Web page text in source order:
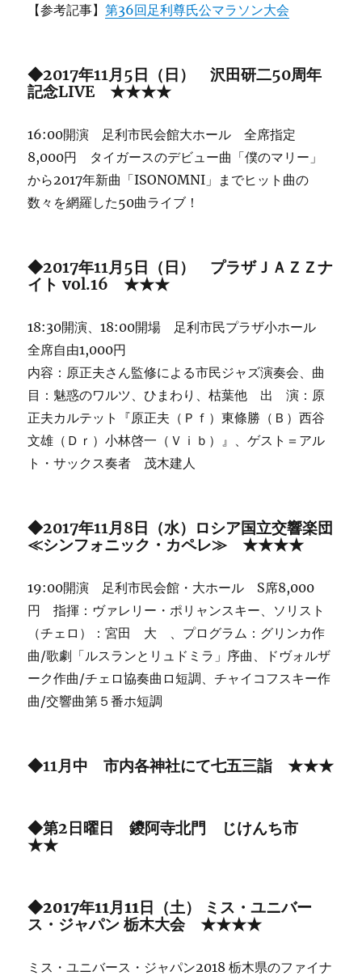
【参考記事】第36回足利尊氏公マラソン大会
◆2017年11月5日（日） 沢田研二50周年
記念LIVE ★★★★
16:00開演 足利市民会館大ホール 全席指定
8,000円 タイガースのデビュー曲「僕のマリー」
から2017年新曲「ISONOMNI」までヒット曲の
数々を網羅した50曲ライブ！
◆2017年11月5日（日） プラザＪＡＺＺナ
イト vol.16 ★★★
18:30開演、18:00開場 足利市民プラザ小ホール
全席自由1,000円
内容：原正夫さん監修による市民ジャズ演奏会、曲
目：魅惑のワルツ、ひまわり、枯葉他 出 演：原
正夫カルテット『原正夫（Ｐｆ）東條勝（Ｂ）西谷
文雄（Ｄｒ）小林啓一（Ｖｉｂ）』、ゲスト＝アル
ト・サックス奏者 茂木建人
◆2017年11月8日（水）ロシア国立交響楽団
≪シンフォニック・カペレ≫ ★★★★
19:00開演 足利市民会館・大ホール S席8,000
円 指揮：ヴァレリー・ポリャンスキー、ソリスト
（チェロ）：宮田 大 、プログラム：グリンカ作
曲/歌劇「ルスランとリュドミラ」序曲、ドヴォルザ
ーク作曲/チェロ協奏曲ロ短調、チャイコフスキー作
曲/交響曲第５番ホ短調
◆11月中 市内各神社にて七五三詣 ★★★
◆第2日曜日 鑁阿寺北門 じけんち市
★★
◆2017年11月11日（土） ミス・ユニバー
ス・ジャパン 栃木大会 ★★★★
ミス・ユニバース・ジャパン2018 栃木県のファイナ